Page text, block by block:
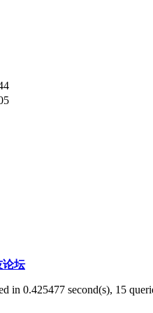
论坛
in 0.425477 second(s), 15